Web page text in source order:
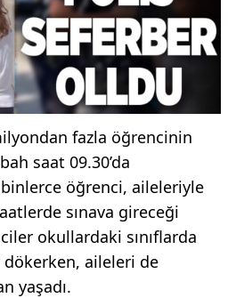
fazla öğrencinin
saat 09.30’da
binlerce öğrenci, aileleriyle
sınava gireceği
okullardaki sınıflarda
dökerken, aileleri de
yaşadı.